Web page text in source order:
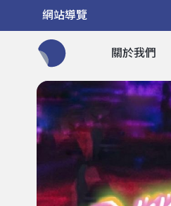
網站導覽
關於我們